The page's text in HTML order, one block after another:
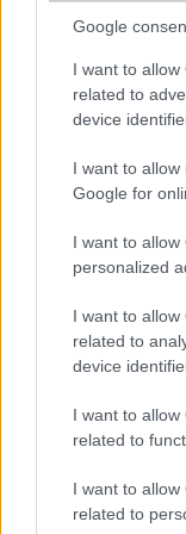
Google
I want to
related to
device
I want to
Google for
I want to
personalized
I want to
related to
device
I want to
related to
I want to
related to
2010-12-16 12:09:42
függőség miatt,
elszálltak a
csak közel olyan
mondok: HTC
10 ezer Ft-os
szolgáltatónak. De a
Amikor kijött akkor
vinni (rendes,
miközben a telefon
a telefont, akkor
előfizuval.Jó persze
veszed akkor